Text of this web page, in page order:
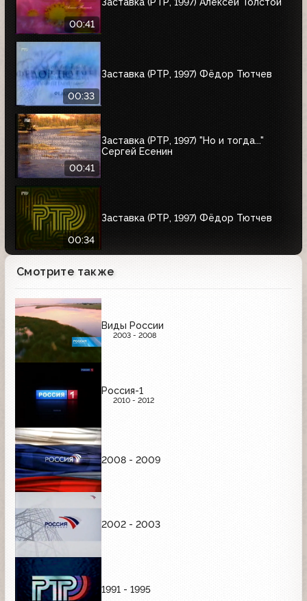
00:41
00:33
Заставка (РТР, 1997) Фёдор Тютчев
00:41
Заставка (РТР, 1997) "Но и тогда..."
Сергей Есенин
00:34
Заставка (РТР, 1997) Фёдор Тютчев
Смотрите также
Виды России
2003 - 2008
Россия-1
2010 - 2012
2008 - 2009
2002 - 2003
1991 - 1995